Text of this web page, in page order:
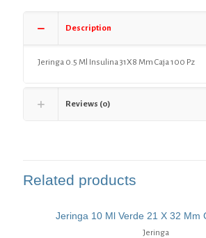
Description
Jeringa 0.5 Ml Insulina 31X8 Mm Caja 100 Pz
Reviews (0)
Related products
Jeringa 10 Ml Verde 21 X 32 Mm
Jeringa